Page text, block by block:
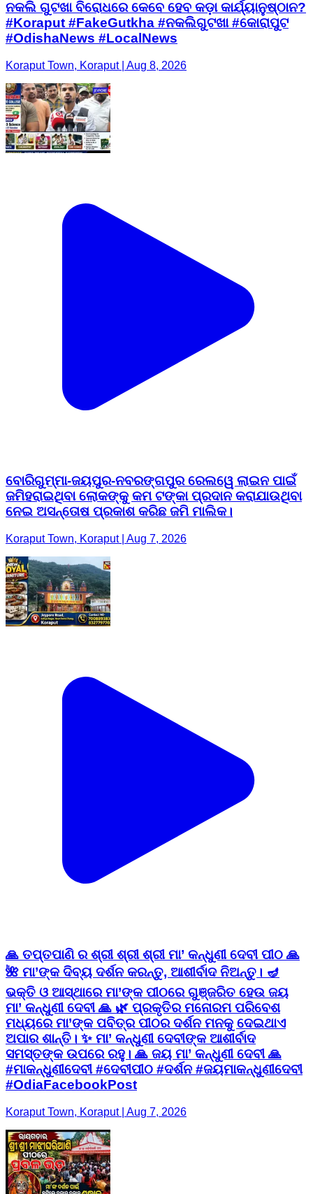
ନକଲି ଗୁଟଖା ବିରୋଧରେ କେବେ ହେବ କଡ଼ା କାର୍ଯ୍ୟାନୁଷ୍ଠାନ?
#Koraput #FakeGutkha #ନକଲିଗୁଟଖା #କୋରାପୁଟ
#OdishaNews #LocalNews
Koraput Town, Koraput | Aug 8, 2026
ବୋରିଗୁମ୍ମା-ଜୟପୁର-ନବରଙ୍ଗପୁର ରେଲୱେ ଲାଇନ ପାଇଁ
ଜମିହରାଇଥିବା ଲୋକଙ୍କୁ କମ ଟଙ୍କା ପ୍ରଦାନ କରାଯାଉଥିବା
ନେଇ ଅସନ୍ତୋଷ ପ୍ରକାଶ କରିଛ ଜମି ମାଲିକ।
Koraput Town, Koraput | Aug 7, 2026
🙏 ତପ୍ତପାଣି ର ଶ୍ରୀ ଶ୍ରୀ ଶ୍ରୀ ମା’ କନ୍ଧୁଣୀ ଦେବୀ ପୀଠ 🙏
🌺 ମା’ଙ୍କ ଦିବ୍ୟ ଦର୍ଶନ କରନ୍ତୁ, ଆଶୀର୍ବାଦ ନିଅନ୍ତୁ। 🪔
ଭକ୍ତି ଓ ଆସ୍ଥାରେ ମା’ଙ୍କ ପୀଠରେ ଗୁଞ୍ଜରିତ ହେଉ ଜୟ
ମା’ କନ୍ଧୁଣୀ ଦେବୀ 🙏 🌿 ପ୍ରକୃତିର ମନୋରମ ପରିବେଶ
ମଧ୍ୟରେ ମା’ଙ୍କ ପବିତ୍ର ପୀଠର ଦର୍ଶନ ମନକୁ ଦେଇଥାଏ
ଅପାର ଶାନ୍ତି। ✨ ମା’ କନ୍ଧୁଣୀ ଦେବୀଙ୍କ ଆଶୀର୍ବାଦ
ସମସ୍ତଙ୍କ ଉପରେ ରହୁ। 🙏 ଜୟ ମା’ କନ୍ଧୁଣୀ ଦେବୀ 🙏
#ମାକନ୍ଧୁଣୀଦେବୀ #ଦେବୀପୀଠ #ଦର୍ଶନ #ଜୟମାକନ୍ଧୁଣୀଦେବୀ
#OdiaFacebookPost
Koraput Town, Koraput | Aug 7, 2026